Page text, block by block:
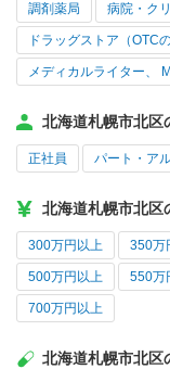
調剤薬局 病院・ク
ドラッグストア（OTCの
メディカルライター、
北海道札幌市北区
正社員 パート・ア
北海道札幌市北区
300万円以上 350万
500万円以上 550万
700万円以上
北海道札幌市北区